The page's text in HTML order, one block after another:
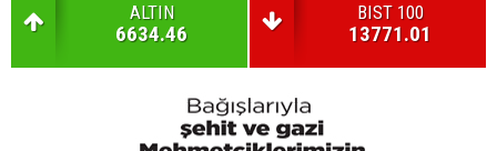
ALTIN
6634.46
BIST 100
13771.01